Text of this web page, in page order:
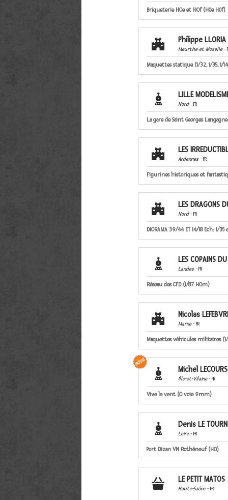
Briqueterie HOe et HOf (H0e H0f)
 Philippe LLORIA
Meurthe-et-Moselle-
Maquettes statique (1/32, 1/35, 1/
 LILLE
Nord- FR
La gare de Saint Georges
 LES
Ardennes- FR
Figurines historiques et
 LES DRAGONS
Nord- FR
DIORAMA 39/44 ET 14/18 Ech: 1/
 LES COPAINS
Landes- FR
Réseau des CFD (1/87 HOm)
 Nicolas
Marne- FR
Maquettes véhicules militaires
 Michel
Ille-et-Vilaine- FR
Vive le vent (O voie 9mm)
 Denis LE
Loire- FR
Port Dizan VN Rothéneuf (HO)
 LE PETIT MATOS
Haute-Saône- FR